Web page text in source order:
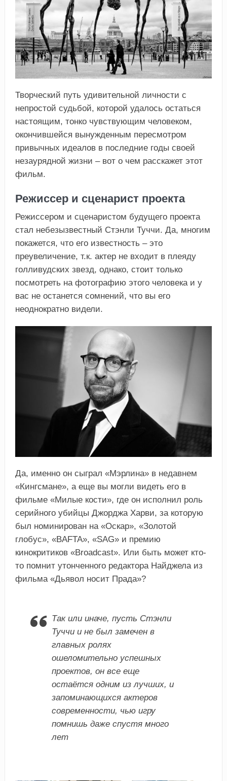
Творческий путь удивительной личности с
непростой судьбой, которой удалось остаться
настоящим, тонко чувствующим человеком,
окончившейся вынужденным пересмотром
привычных идеалов в последние годы своей
незаурядной жизни – вот о чем расскажет этот
фильм.
Режиссер и сценарист проекта
Режиссером и сценаристом будущего проекта
стал небезызвестный Стэнли Туччи. Да, многим
покажется, что его известность – это
преувеличение, т.к. актер не входит в плеяду
голливудских звезд, однако, стоит только
посмотреть на фотографию этого человека и у
вас не останется сомнений, что вы его
неоднократно видели.
Да, именно он сыграл «Мэрлина» в недавнем
«Кингсмане», а еще вы могли видеть его в
фильме «Милые кости», где он исполнил роль
серийного убийцы Джорджа Харви, за которую
был номинирован на «Оскар», «Золотой
глобус», «BAFTA», «SAG» и премию
кинокритиков «Broadcast». Или быть может кто-
то помнит утонченного редактора Найджела из
фильма «Дьявол носит Прада»?
Так или иначе, пусть Стэнли
Туччи и не был замечен в
главных ролях
ошеломительно успешных
проектов, он все еще
остаётся одним из лучших, и
запоминающихся актеров
современности, чью игру
помнишь даже спустя много
лет